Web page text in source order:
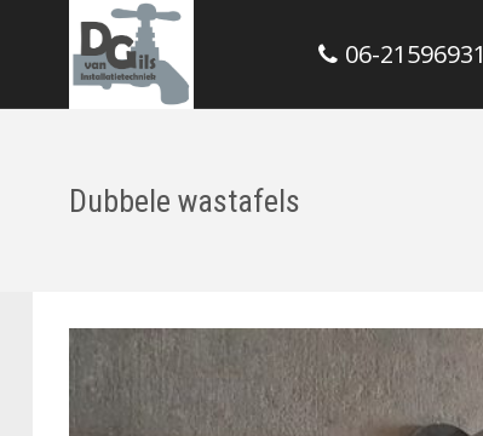
06-21596931
Dubbele wastafels